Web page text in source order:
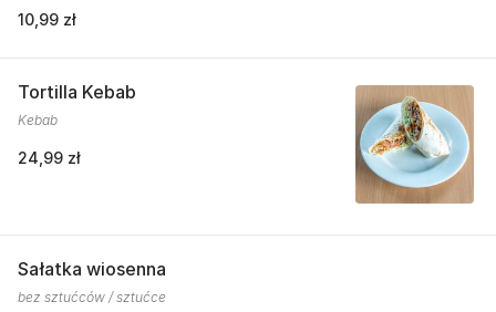
10,99 zł
Tortilla Kebab
Kebab
24,99 zł
Sałatka wiosenna
bez sztućców / sztućce